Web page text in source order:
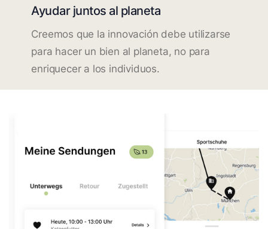
Ayudar juntos al planeta
Creemos que la innovación debe utilizarse
para hacer un bien al planeta, no para
enriquecer a los individuos.